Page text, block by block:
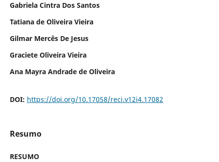
Gabriela Cintra Dos Santos
Tatiana de Oliveira Vieira
Gilmar Mercês De Jesus
Graciete Oliveira Vieira
Ana Mayra Andrade de Oliveira
DOI: https://doi.org/10.17058/reci.v12i4.17082
Resumo
RESUMO